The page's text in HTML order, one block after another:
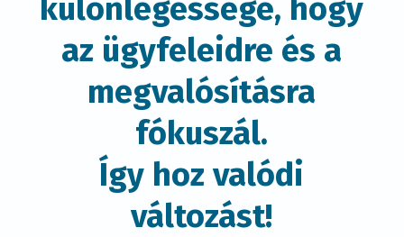
különlegessége, hogy
az ügyfeleidre és a
megvalósításra
fókuszál.
Így hoz valódi
változást!